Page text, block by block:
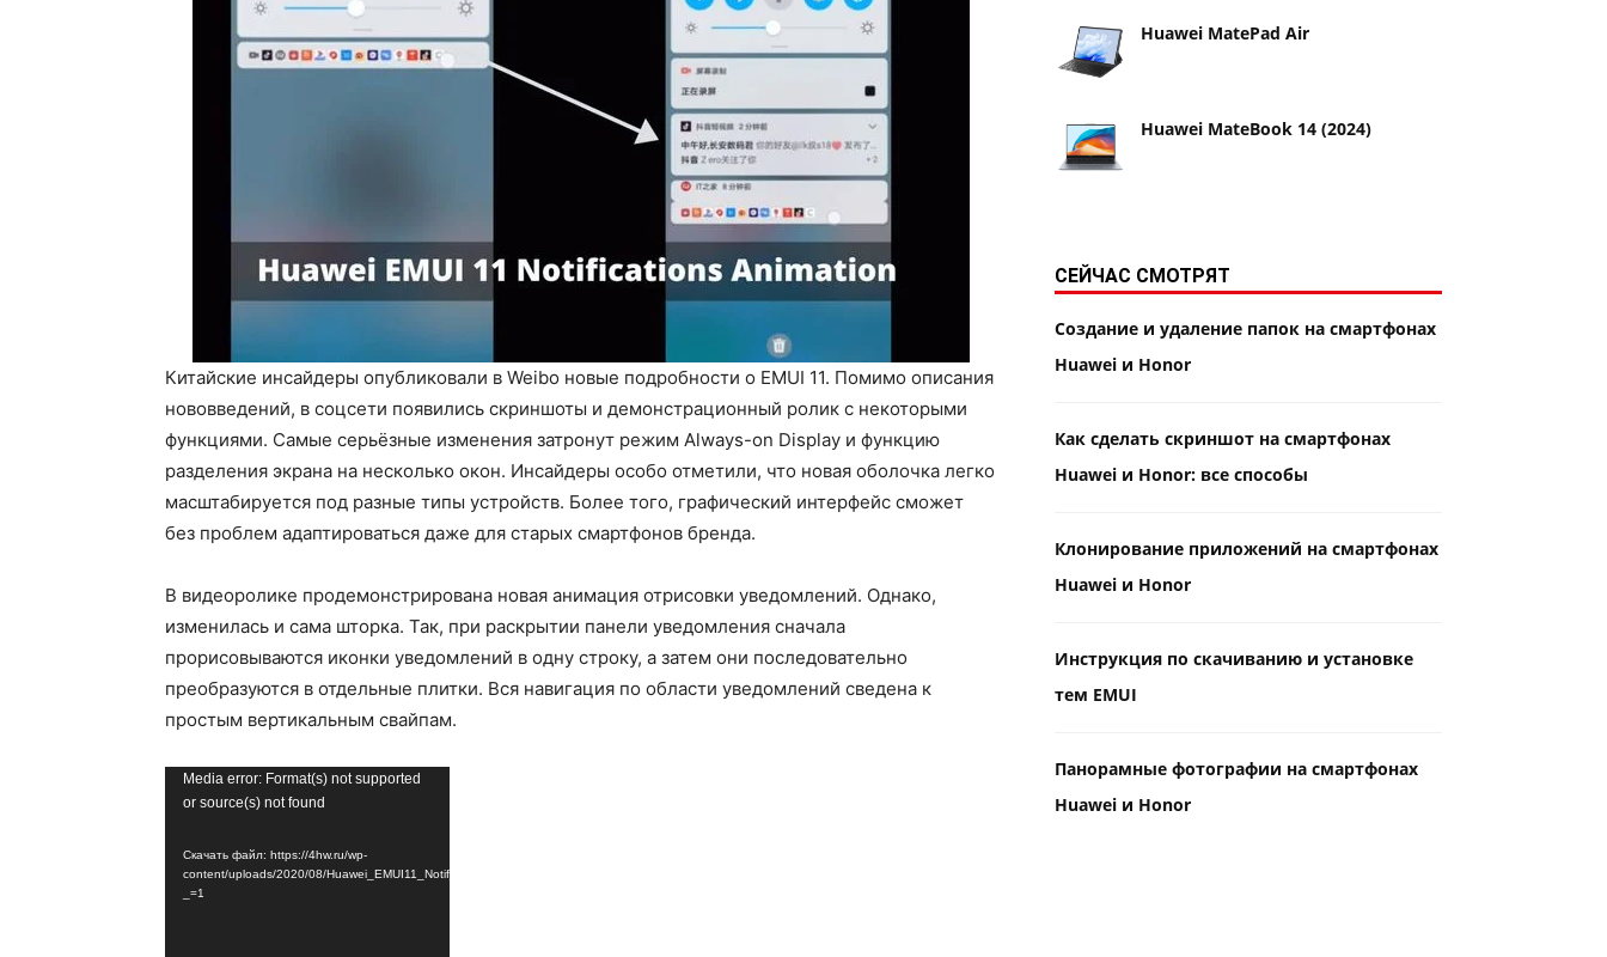
Китайские инсайдеры опубликовали в Weibo новые подробности о EMUI 11. Помимо описания
нововведений, в соцсети появились скриншоты и демонстрационный ролик с некоторыми
функциями. Самые серьёзные изменения затронут режим Always-on Display и функцию
разделения экрана на несколько окон. Инсайдеры особо отметили, что новая оболочка легко
масштабируется под разные типы устройств. Более того, графический интерфейс сможет
без проблем адаптироваться даже для старых смартфонов бренда.
В видеоролике продемонстрирована новая анимация отрисовки уведомлений. Однако,
изменилась и сама шторка. Так, при раскрытии панели уведомления сначала
прорисовываются иконки уведомлений в одну строку, а затем они последовательно
преобразуются в отдельные плитки. Вся навигация по области уведомлений сведена к
простым вертикальным свайпам.
Видеоплеер
Media error: Format(s) not supported
or source(s) not found
Скачать файл: https://4hw.ru/wp-
content/uploads/2020/08/Huawei_EMUI11_Notif_Animation.mp4?
_=1
Huawei MatePad Air
Huawei MateBook 14 (2024)
СЕЙЧАС СМОТРЯТ
Создание и удаление папок на смартфонах
Huawei и Honor
Как сделать скриншот на смартфонах
Huawei и Honor: все способы
Клонирование приложений на смартфонах
Huawei и Honor
Инструкция по скачиванию и установке
тем EMUI
Панорамные фотографии на смартфонах
Huawei и Honor